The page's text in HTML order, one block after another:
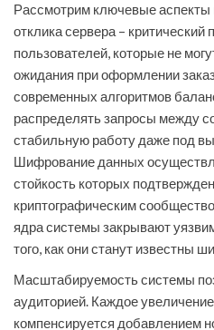
Рассмотрим ключевые
отклика сервера – критический
пользователей, которые не
ожидания при оформлении
современных алгоритмов
распределять запросы между
стабильную работу даже под
Шифрование данных
стойкость которых
криптографическим
ядра системы закрывают
того, как они станут известны
Масштабируемость системы
аудиторией. Каждое
компенсируется добавлением